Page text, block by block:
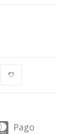
Pago